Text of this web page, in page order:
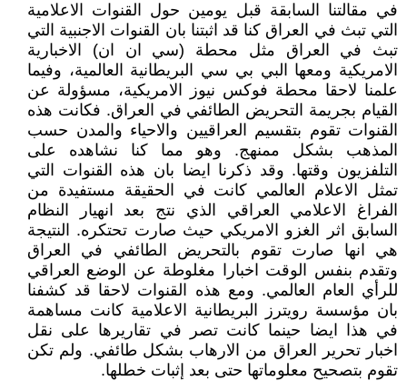
في مقالتنا السابقة قبل يومين حول القنوات الاعلامية
التي تبث في العراق كنا قد اثبتنا بان القنوات الاجنبية التي
تبث في العراق مثل محطة (سي ان ان) الاخبارية
الامريكية ومعها البي بي سي البريطانية العالمية، وفيما
علمنا لاحقا محطة فوكس نيوز الامريكية، مسؤولة عن
القيام بجريمة التحريض الطائفي في العراق. فكانت هذه
القنوات تقوم بتقسيم العراقيين والاحياء والمدن حسب
المذهب بشكل ممنهج. وهو مما كنا نشاهده على
التلفزيون وقتها. وقد ذكرنا ايضا بان هذه القنوات التي
تمثل الاعلام العالمي كانت في الحقيقة مستفيدة من
الفراغ الاعلامي العراقي الذي نتج بعد انهيار النظام
السابق اثر الغزو الامريكي حيث صارت تحتكره. النتيجة
هي انها صارت تقوم بالتحريض الطائفي في العراق
وتقدم بنفس الوقت اخبارا مغلوطة عن الوضع العراقي
للرأي العام العالمي. ومع هذه القنوات لاحقا قد كشفنا
بان مؤسسة رويترز البريطانية الاعلامية كانت مساهمة
في هذا ايضا حينما كانت تصر في تقاريرها على نقل
اخبار تحرير العراق من الارهاب بشكل طائفي. ولم تكن
تقوم بتصحيح معلوماتها حتى بعد إثبات خطلها.